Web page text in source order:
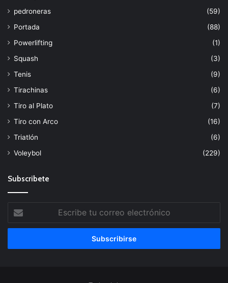
pedroneras
(59)
Portada
(88)
Powerlifting
(1)
Squash
(3)
Tenis
(9)
Tirachinas
(6)
Tiro al Plato
(7)
Tiro con Arco
(16)
Triatlón
(6)
Voleybol
(229)
Subscribete
tu
correo